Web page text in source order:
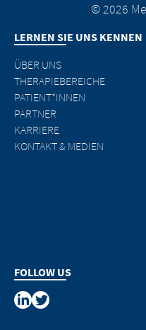
© 2026
LERNEN SIE UNS KENNEN
ÜBER UNS
THERAPIEBEREICHE
PATIENT*INNEN
PARTNER
KARRIERE
KONTAKT & MEDIEN
FOLLOW US